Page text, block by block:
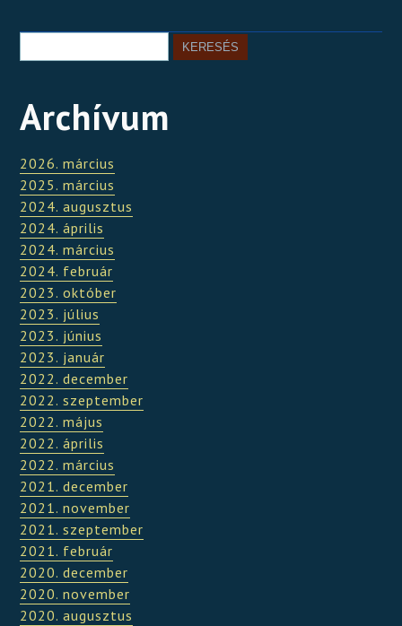
Archívum
2026. március
2025. március
2024. augusztus
2024. április
2024. március
2024. február
2023. október
2023. július
2023. június
2023. január
2022. december
2022. szeptember
2022. május
2022. április
2022. március
2021. december
2021. november
2021. szeptember
2021. február
2020. december
2020. november
2020. augusztus